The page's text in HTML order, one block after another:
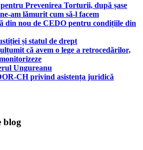
Prevenirea Torturii, după șase
am lămurit cum să-l facem
din nou de CEDO pentru condițiile din
și statul de drept
că avem o lege a retrocedărilor,
Ungureanu
CH privind asistența juridică
blog